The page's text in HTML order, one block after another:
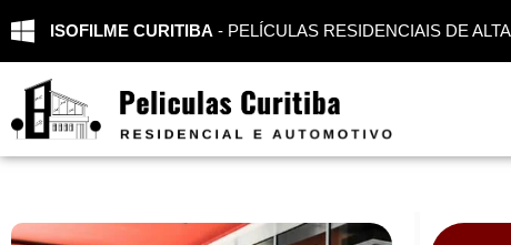
ISOFILME CURITIBA - PELÍCULAS RESIDENCIAIS DE